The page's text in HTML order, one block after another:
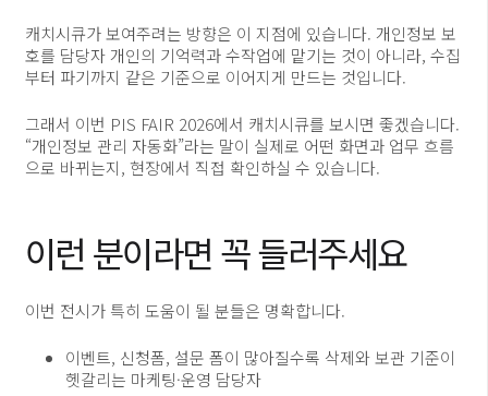
캐치시큐가 보여주려는 방향은 이 지점에 있습니다. 개인정보 보
호를 담당자 개인의 기억력과 수작업에 맡기는 것이 아니라, 수집
부터 파기까지 같은 기준으로 이어지게 만드는 것입니다.
그래서 이번 PIS FAIR 2026에서 캐치시큐를 보시면 좋겠습니다.
“개인정보 관리 자동화”라는 말이 실제로 어떤 화면과 업무 흐름
으로 바뀌는지, 현장에서 직접 확인하실 수 있습니다.
이런 분이라면 꼭 들러주세요
이번 전시가 특히 도움이 될 분들은 명확합니다.
이벤트, 신청폼, 설문 폼이 많아질수록 삭제와 보관 기준이
헷갈리는 마케팅·운영 담당자